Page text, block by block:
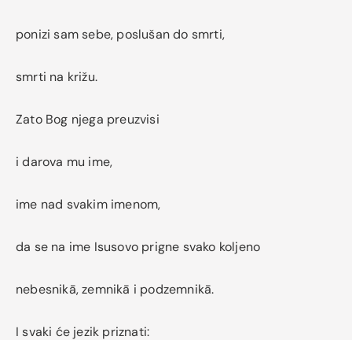
ponizi sam sebe, poslušan do smrti,
smrti na križu.
Zato Bog njega preuzvisi
i darova mu ime,
ime nad svakim imenom,
da se na ime Isusovo prigne svako koljeno
nebesnikā, zemnikā i podzemnikā.
I svaki će jezik priznati: